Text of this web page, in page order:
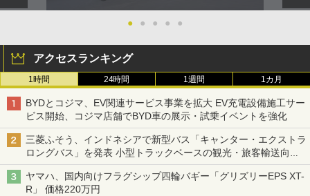
● ● ● ● ●
アクセスランキング
1時間 24時間 1週間 1カ月
BYDとコジマ、EV関連サービス事業を拡大 EV充電設備施工サー
ビス開始、コジマ店舗でBYD車の展示・試乗イベントを強化
三菱ふそう、インドネシアで新型バス「キャンター・エクストラ
ロングバス」を発表 小型トラックベースの観光・旅客輸送向け
バス
ヤマハ、国内向けフラグシップ四輪バギー「グリズリーEPS XT-
R」 価格220万円